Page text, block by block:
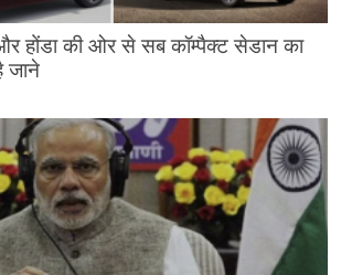
और होंडा की ओर से सब कॉम्पैक्ट सेडान का
जाने